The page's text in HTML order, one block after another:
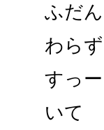
ふだ
わらず
すっ
いて